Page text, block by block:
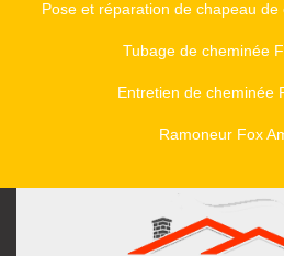
Pose et réparation de chapeau
Tubage de cheminée
Entretien de cheminée
Ramoneur Fox